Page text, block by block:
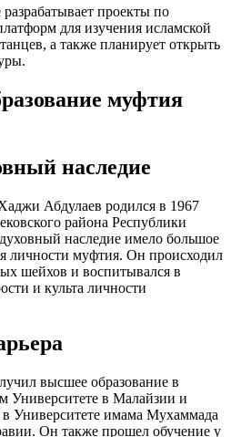
проекты по
для изучения исламской
а также планирует открыть
муфтия
наследие
Абдулаев родился в 1967
района Республики
наследие имело большое
личности муфтия. Он происходил
шейхов и воспитывался в
и культа личности
высшее образование в
Университете в Малайзии и
Университете имама Мухаммада
Он также прошел обучение у